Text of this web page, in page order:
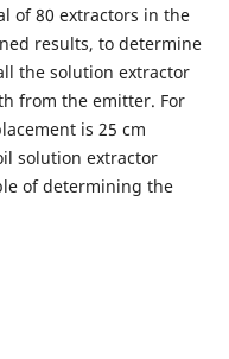
of 80 extractors in the
results, to determine
the solution extractor
from the emitter. For
is 25 cm
solution extractor
of determining the